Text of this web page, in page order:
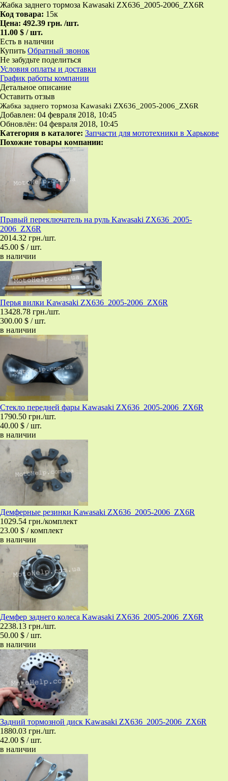
Жабка заднего тормоза Kawasaki ZX636_2005-2006_ZX6R
Код товара: 15к
Цена: 492.39 грн. /шт.
11.00 $ / шт.
Есть в наличии
Купить Обратный звонок
Не забудьте поделиться
Условия оплаты и доставки
График работы компании
Детальное описание
Оставить отзыв
Жабка заднего тормоза Kawasaki ZX636_2005-2006_ZX6R
Добавлен: 04 февраля 2018, 10:45
Обновлён: 04 февраля 2018, 10:45
Категория в каталоге: Запчасти для мототехники в Харькове
Похожие товары компании:
Правый переключатель на руль Kawasaki ZX636_2005-
2006_ZX6R
2014.32 грн./шт.
45.00 $ / шт.
в наличии
Перья вилки Kawasaki ZX636_2005-2006_ZX6R
13428.78 грн./шт.
300.00 $ / шт.
в наличии
Стекло передней фары Kawasaki ZX636_2005-2006_ZX6R
1790.50 грн./шт.
40.00 $ / шт.
в наличии
Демферные резинки Kawasaki ZX636_2005-2006_ZX6R
1029.54 грн./комплект
23.00 $ / комплект
в наличии
Демфер заднего колеса Kawasaki ZX636_2005-2006_ZX6R
2238.13 грн./шт.
50.00 $ / шт.
в наличии
Задний тормозной диск Kawasaki ZX636_2005-2006_ZX6R
1880.03 грн./шт.
42.00 $ / шт.
в наличии